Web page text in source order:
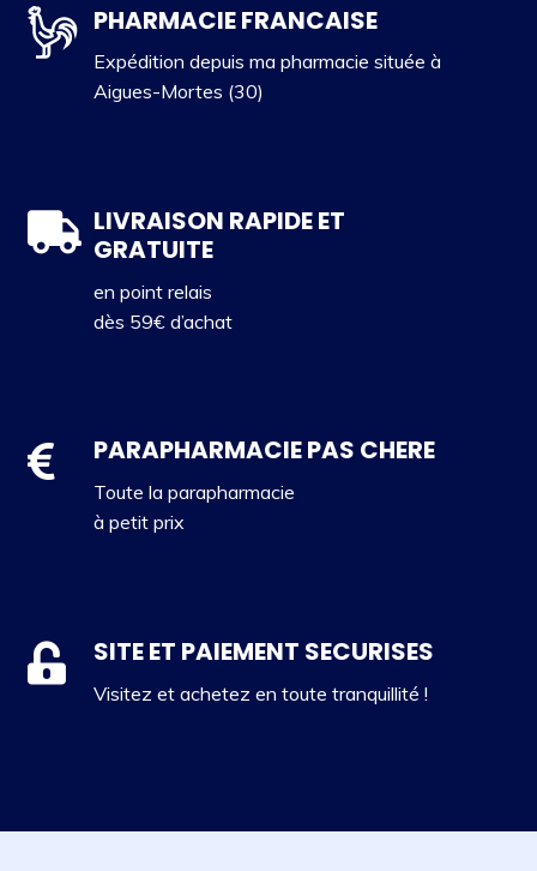
PHARMACIE FRANCAISE
Expédition depuis ma pharmacie située à
Aigues-Mortes (30)
LIVRAISON RAPIDE ET
GRATUITE
en point relais
dès 59€ d’achat
PARAPHARMACIE PAS CHERE
Toute la parapharmacie
à petit prix
SITE ET PAIEMENT SECURISES
Visitez et achetez en toute tranquillité !